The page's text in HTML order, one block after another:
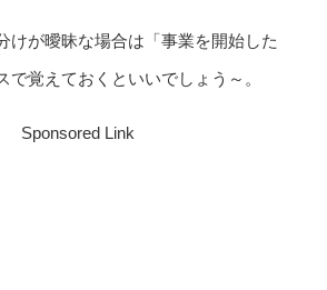
けが曖昧な場合は「事業を開始した
で覚えておくといいでしょう～。
Sponsored Link